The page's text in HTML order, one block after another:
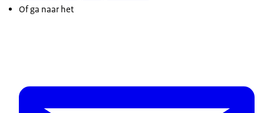
Of ga naar het